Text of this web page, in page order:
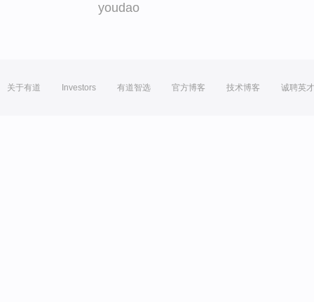
youdao
关于有道 Investors 有道智选 官方博客 技术博客 诚聘英才